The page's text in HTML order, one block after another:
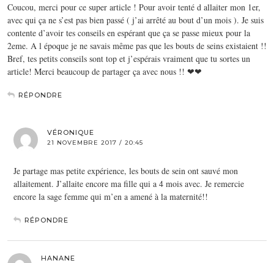
Coucou, merci pour ce super article ! Pour avoir tenté d allaiter mon 1er,
avec qui ça ne s’est pas bien passé ( j’ai arrêté au bout d’un mois ). Je suis
contente d’avoir tes conseils en espérant que ça se passe mieux pour la
2eme. A l époque je ne savais même pas que les bouts de seins existaient !!
Bref, tes petits conseils sont top et j’espérais vraiment que tu sortes un
article! Merci beaucoup de partager ça avec nous !! ❤❤
RÉPONDRE
VÉRONIQUE
21 NOVEMBRE 2017 / 20:45
Je partage mas petite expérience, les bouts de sein ont sauvé mon
allaitement. J’allaite encore ma fille qui a 4 mois avec. Je remercie
encore la sage femme qui m’en a amené à la maternité!!
RÉPONDRE
HANANE